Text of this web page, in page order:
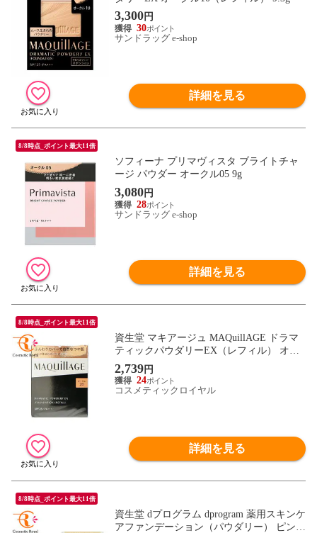
3,300円
30
サンドラッグ e-shop
詳細を見る
8/8時点_ポイント最大11倍
ソフィーナ プリマヴィスタ ブライトチャ
ージ パウダー オークル05 9g
3,080円
28
サンドラッグ e-shop
詳細を見る
8/8時点_ポイント最大11倍
資生堂 マキアージュ MAQuillAGE ドラマ
ティックパウダリーEX（レフィル） オー
クル20
2,739円
24
コスメティックロイヤル
詳細を見る
8/8時点_ポイント最大11倍
資生堂 dプログラム dprogram 薬用スキンケ
アファンデーション（パウダリー） ピンク